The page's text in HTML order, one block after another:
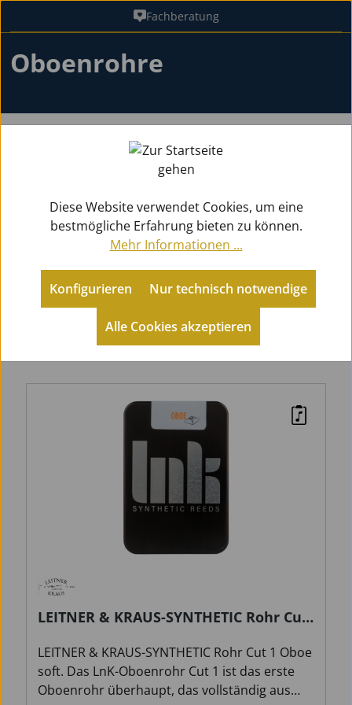
Zum Hauptinhalt springenFachberatung
Oboenrohre
Produkte filtern
LEITNER & KRAUS-SYNTHETIC Rohr Cut
LEITNER & KRAUS-SYNTHETIC Rohr Cut 1 Oboe
soft. Das LnK-Oboenrohr Cut 1 ist das erste
Oboenrohr überhaupt, das vollständig aus
Diese Website verwendet Cookies, um eine
bestmögliche Erfahrung bieten zu können.
Mehr Informationen ...
Konfigurieren
Alle Cookies akzeptieren
Nur technisch notwendige